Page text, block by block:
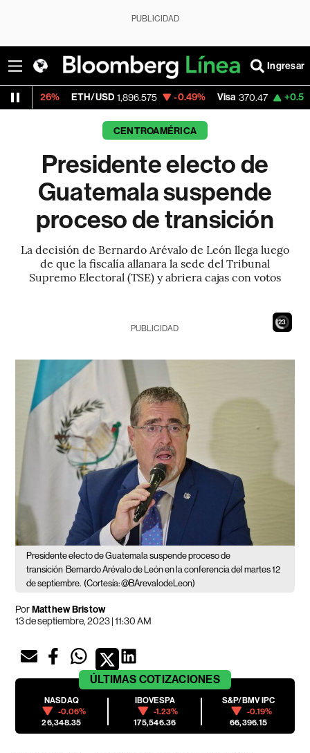
PUBLICIDAD
Ingresar
ETH/USD 1,896.575 -0.49% Visa 370.47 +0.52%
CENTROAMÉRICA
Presidente electo de
Guatemala suspende
proceso de transición
La decisión de Bernardo Arévalo de León llega luego
de que la fiscalía allanara la sede del Tribunal
Supremo Electoral (TSE) y abriera cajas con votos
21
PUBLICIDAD
Presidente electo de Guatemala suspende proceso de
transición Bernardo Arévalo de León en la conferencia del martes 12
de septiembre. (Cortesía: @BArevalodeLeon)
PorMatthew Bristow
13 de septiembre, 2023 | 11:30 AM
ÚLTIMAS COTIZACIONES
NASDAQ
-0.06%
26,348.35
IBOVESPA
-1.23%
175,546.36
S&P/BMV IPC
-0.19%
66,396.15